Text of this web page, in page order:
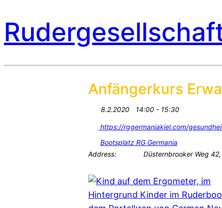
Anfängerkurs
8.2.2020 14:00 - 15:30
https://rggermaniakiel.com/
Bootsplatz RG Germania
Address:
Düsternbrooker Weg